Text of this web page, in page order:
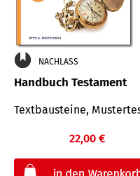
NACHLASS
Handbuch Testament
Textbausteine,
22,00 €